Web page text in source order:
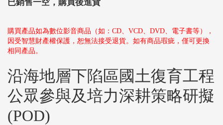
已銷售一空，購買後進貨
購買產品如為數位影音商品（如：CD、VCD、DVD、電子書等），
因受智慧財產權保護，恕無法接受退貨。如有商品瑕疵，僅可更換
相同產品。
沿海地層下陷區國土復育工程
公眾參與及培力深耕策略研擬
(POD)